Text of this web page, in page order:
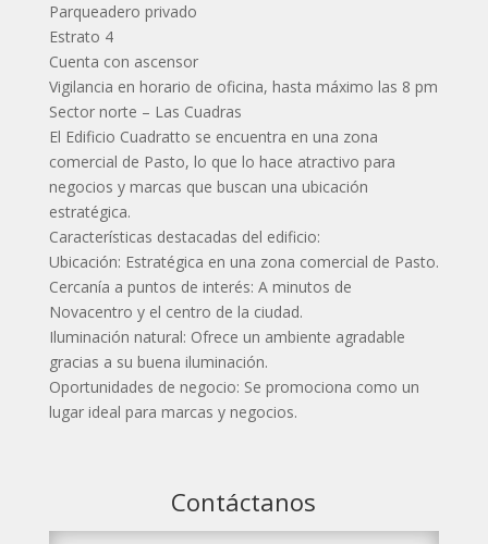
Parqueadero privado
Estrato 4
Cuenta con ascensor
Vigilancia en horario de oficina, hasta máximo las 8 pm
Sector norte – Las Cuadras
El Edificio Cuadratto se encuentra en una zona
comercial de Pasto, lo que lo hace atractivo para
negocios y marcas que buscan una ubicación
estratégica.
Características destacadas del edificio:
Ubicación: Estratégica en una zona comercial de Pasto.
Cercanía a puntos de interés: A minutos de
Novacentro y el centro de la ciudad.
Iluminación natural: Ofrece un ambiente agradable
gracias a su buena iluminación.
Oportunidades de negocio: Se promociona como un
lugar ideal para marcas y negocios.
Contáctanos